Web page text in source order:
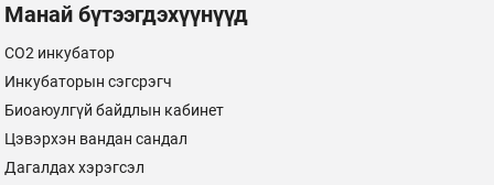
Манай бүтээгдэхүүнүүд
CO2 инкубатор
Инкубаторын сэгсрэгч
Биоаюулгүй байдлын кабинет
Цэвэрхэн вандан сандал
Дагалдах хэрэгсэл